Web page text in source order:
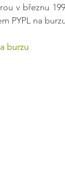
v březnu
PYPL na
burzu